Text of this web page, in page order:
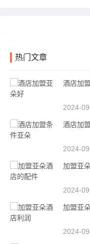
热门文章
酒店加
2024-
酒店加
2024-
加盟亚
2024-
加盟亚
2024-